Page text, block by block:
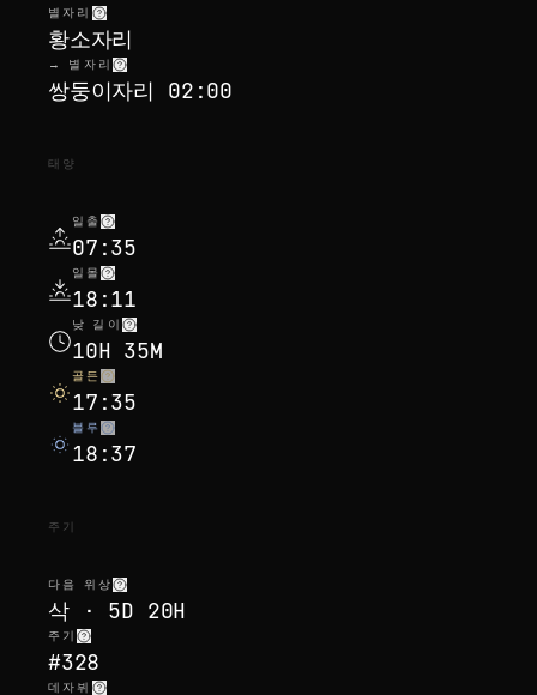
별자리
황소자리
→ 별자리
쌍둥이자리 02:00
태양
일출
07:35
일몰
18:11
낮 길이
10H 35M
골든
17:35
블루
18:37
주기
다음 위상
삭 · 5D 20H
주기
#328
데자뷔